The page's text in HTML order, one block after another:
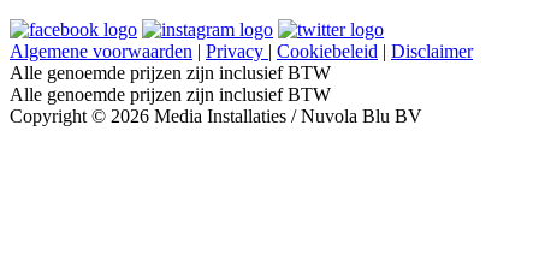
Algemene voorwaarden | Privacy | Cookiebeleid | Disclaimer
Alle genoemde prijzen zijn inclusief BTW
Alle genoemde prijzen zijn inclusief BTW
Copyright © 2026 Media Installaties / Nuvola Blu BV